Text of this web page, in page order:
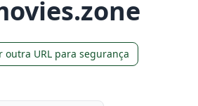
outra URL para segurança